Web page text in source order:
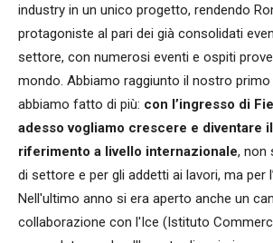
industry in un unico progetto, rendendo
protagoniste al pari dei già consolidati
settore, con numerosi eventi e ospiti
mondo. Abbiamo raggiunto il nostro
abbiamo fatto di più: con l’ingresso di
adesso vogliamo crescere e diventare
riferimento a livello internazionale, non
di settore e per gli addetti ai lavori, ma per
Nell'ultimo anno si era aperto anche un
collaborazione con l'Ice (Istituto